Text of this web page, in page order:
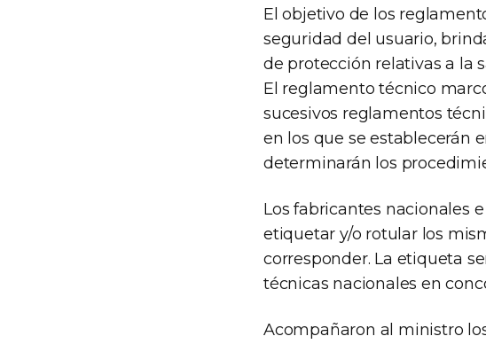
El objetivo de los
seguridad del usuario,
de protección relativas a la
El reglamento técnico
sucesivos reglamentos
en los que se establecerán
determinarán los
Los fabricantes nacionales
etiquetar y/o rotular los
corresponder. La etiqueta
técnicas nacionales en
Acompañaron al ministro